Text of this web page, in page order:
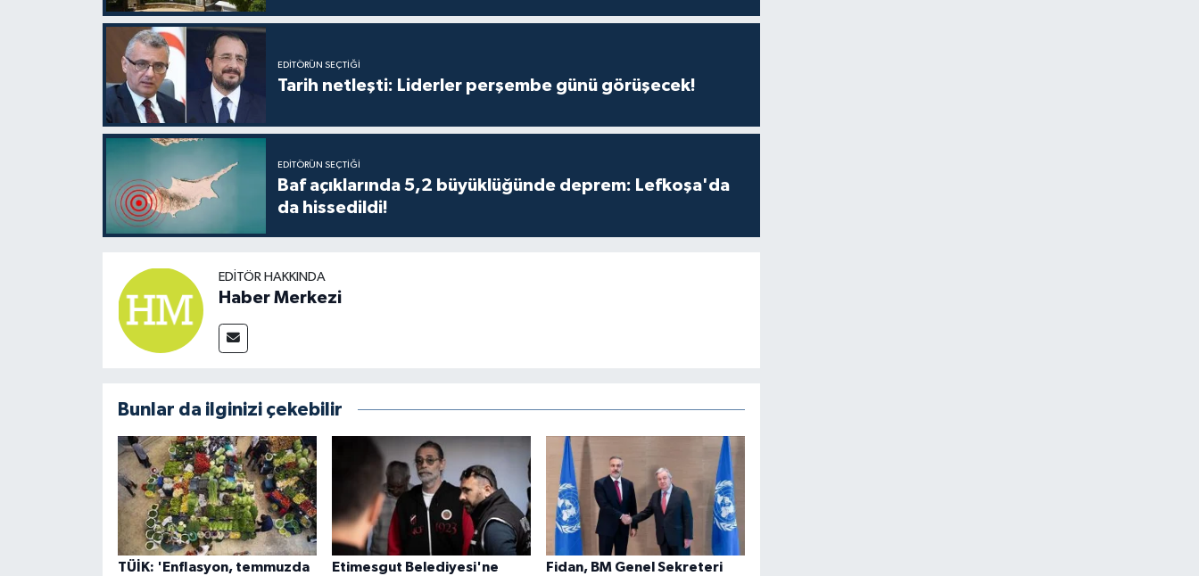
EDITÖRÜN SEÇTIĞI
Tarih netleşti: Liderler perşembe günü görüşecek!
EDITÖRÜN SEÇTIĞI
Baf açıklarında 5,2 büyüklüğünde deprem: Lefkoşa'da
da hissedildi!
EDITÖR HAKKINDA
Haber Merkezi
Bunlar da ilginizi çekebilir
TÜİK: 'Enflasyon, temmuzda
Etimesgut Belediyesi'ne
Fidan, BM Genel Sekreteri